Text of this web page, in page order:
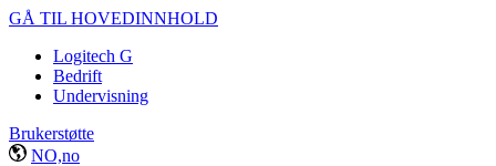
GÅ TIL HOVEDINNHOLD
Logitech G
Bedrift
Undervisning
Brukerstøtte
NO,no